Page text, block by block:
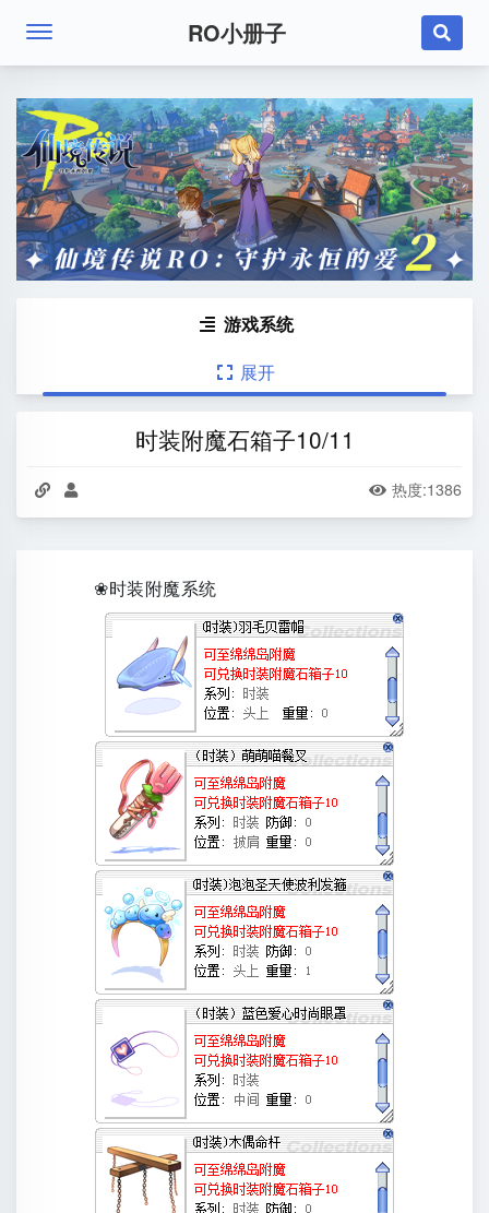

RO小册子
 游戏系统
 展开
时装附魔石箱子10/11
   热度:1386
❀时装附魔系统